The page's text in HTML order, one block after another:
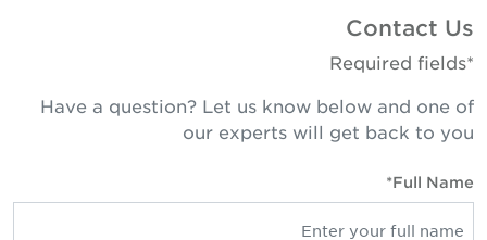
Contact Us
*Required fields
Have a question? Let us know below and one of
our experts will get back to you
Full Name*